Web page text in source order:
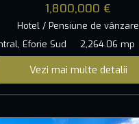
1,800,000 €
Hotel / Pensiune de vânzare
Eforie Sud
2,264.06 mp
Vezi mai multe detalii